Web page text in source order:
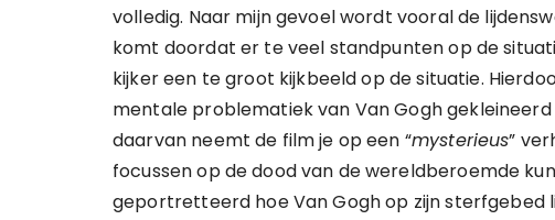
volledig. Naar mijn gevoel wordt vooral de
komt doordat er te veel standpunten op de
kijker een te groot kijkbeeld op de situatie.
mentale problematiek van Van Gogh
daarvan neemt de film je op een “mysterieus”
focussen op de dood van de wereldberoemde
geportretteerd hoe Van Gogh op zijn sterfgebed